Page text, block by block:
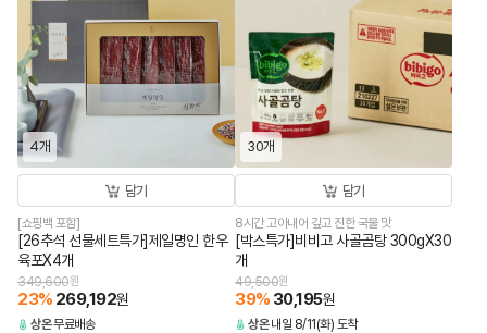
4개
담기
[쇼핑백 포함]
[26추석 선물세트특가]제일명인 한우
육포X4개
349,600원
23% 269,192원
상온무료배송
30개
담기
8시간 고아내어 깊고 진한 국물 맛
[박스특가]비비고 사골곰탕 300gX30
개
49,500원
39% 30,195원
상온 내일 8/11(화) 도착